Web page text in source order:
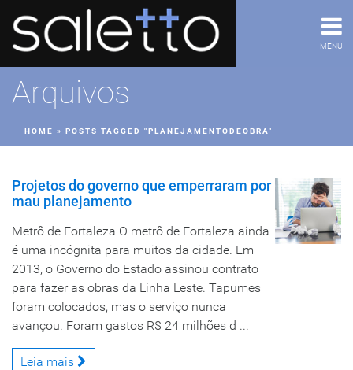
MENU
Arquivos
HOME » POSTS TAGGED "PLANEJAMENTODEOBRA"
Projetos do governo que emperraram por
mau planejamento
Metrô de Fortaleza O metrô de Fortaleza ainda
é uma incógnita para muitos da cidade. Em
2013, o Governo do Estado assinou contrato
para fazer as obras da Linha Leste. Tapumes
foram colocados, mas o serviço nunca
avançou. Foram gastos R$ 24 milhões d ...
Leia mais